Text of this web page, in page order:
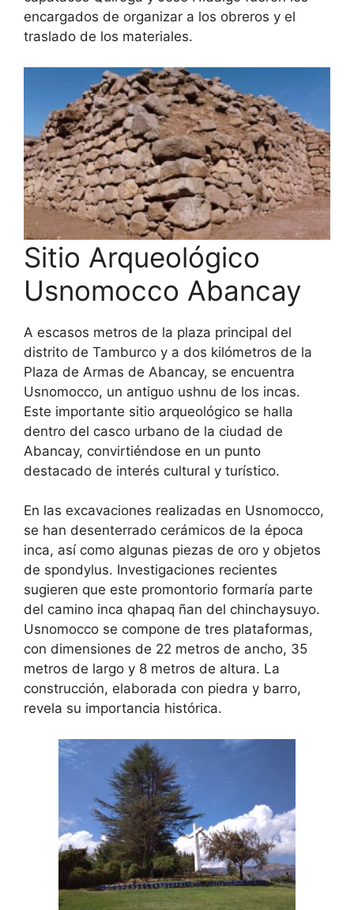
encargados de organizar a los obreros y el
traslado de los materiales.
Sitio Arqueológico
Usnomocco Abancay
A escasos metros de la plaza principal del
distrito de Tamburco y a dos kilómetros de la
Plaza de Armas de Abancay, se encuentra
Usnomocco, un antiguo ushnu de los incas.
Este importante sitio arqueológico se halla
dentro del casco urbano de la ciudad de
Abancay, convirtiéndose en un punto
destacado de interés cultural y turístico.
En las excavaciones realizadas en Usnomocco,
se han desenterrado cerámicos de la época
inca, así como algunas piezas de oro y objetos
de spondylus. Investigaciones recientes
sugieren que este promontorio formaría parte
del camino inca qhapaq ñan del chinchaysuyo.
Usnomocco se compone de tres plataformas,
con dimensiones de 22 metros de ancho, 35
metros de largo y 8 metros de altura. La
construcción, elaborada con piedra y barro,
revela su importancia histórica.